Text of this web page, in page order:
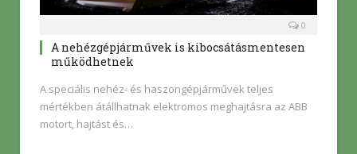
0
A nehézgépjárművek is kibocsátásmentesen
működhetnek
A speciális nehéz- és haszongépjárművek teljes
mértékben átállhatnak elektromos meghajtásra az ABB
motort, hajtást és…